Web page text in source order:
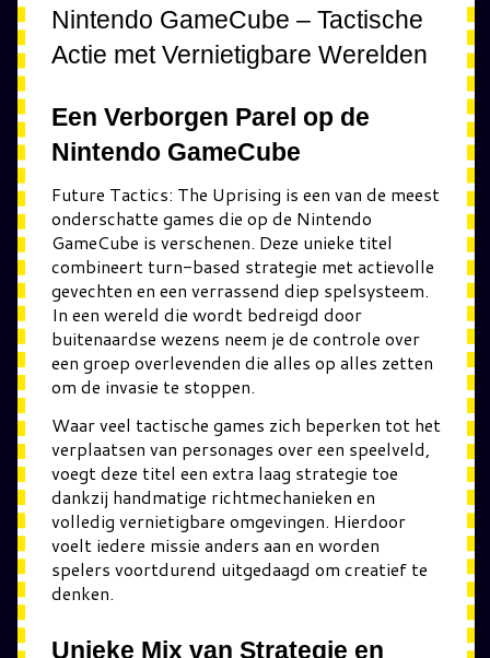
Nintendo GameCube – Tactische
Actie met Vernietigbare Werelden
Een Verborgen Parel op de
Nintendo GameCube
Future Tactics: The Uprising is een van de meest
onderschatte games die op de Nintendo
GameCube is verschenen. Deze unieke titel
combineert turn-based strategie met actievolle
gevechten en een verrassend diep spelsysteem.
In een wereld die wordt bedreigd door
buitenaardse wezens neem je de controle over
een groep overlevenden die alles op alles zetten
om de invasie te stoppen.
Waar veel tactische games zich beperken tot het
verplaatsen van personages over een speelveld,
voegt deze titel een extra laag strategie toe
dankzij handmatige richtmechanieken en
volledig vernietigbare omgevingen. Hierdoor
voelt iedere missie anders aan en worden
spelers voortdurend uitgedaagd om creatief te
denken.
Unieke Mix van Strategie en